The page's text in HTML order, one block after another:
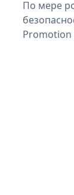
По мере
Promotion